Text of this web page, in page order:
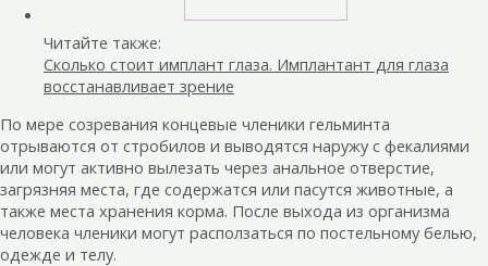
Читайте также:
Сколько стоит имплант глаза. Имплантант для глаза
восстанавливает зрение
По мере созревания концевые членики гельминта
отрываются от стробилов и выводятся наружу с фекалиями
или могут активно вылезать через анальное отверстие,
загрязняя места, где содержатся или пасутся животные, а
также места хранения корма. После выхода из организма
человека членики могут расползаться по постельному белью,
одежде и телу.